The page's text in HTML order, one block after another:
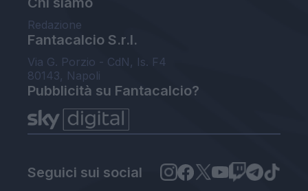
Redazione
Fantacalcio S.r.l.
Via G. Porzio - CdN, Is. F4
80143, Napoli
Pubblicità su Fantacalcio?
Seguici sui social